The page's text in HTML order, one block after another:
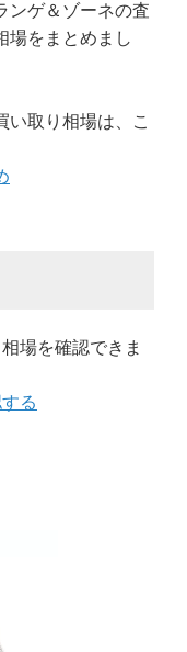
ンゲ＆ゾーネの査
場をまとめまし
い取り相場は、こ
場を確認できま
る